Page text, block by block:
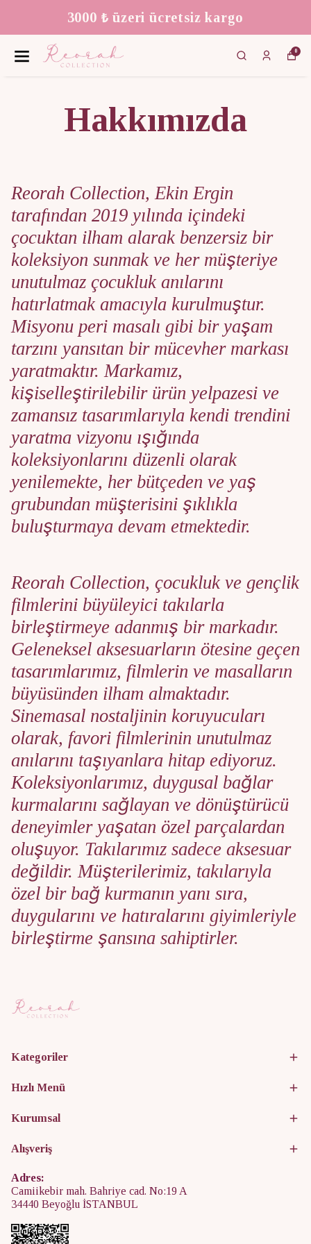
üzeri ücretsiz kargo
0
Hakkımızda
Reorah Collection, Ekin Ergin
tarafından 2019 yılında içindeki
çocuktan ilham alarak benzersiz bir
koleksiyon sunmak ve her müşteriye
unutulmaz çocukluk anılarını
hatırlatmak amacıyla kurulmuştur.
Misyonu peri masalı gibi bir yaşam
tarzını yansıtan bir mücevher markası
yaratmaktır. Markamız,
kişiselleştirilebilir ürün yelpazesi ve
zamansız tasarımlarıyla kendi trendini
yaratma vizyonu ışığında
koleksiyonlarını düzenli olarak
yenilemekte, her bütçeden ve yaş
grubundan müşterisini şıklıkla
buluşturmaya devam etmektedir.
Reorah Collection, çocukluk ve gençlik
filmlerini büyüleyici takılarla
birleştirmeye adanmış bir markadır.
Geleneksel aksesuarların ötesine geçen
tasarımlarımız, filmlerin ve masalların
büyüsünden ilham almaktadır.
Sinemasal nostaljinin koruyucuları
olarak, favori filmlerinin unutulmaz
anılarını taşıyanlara hitap ediyoruz.
Koleksiyonlarımız, duygusal bağlar
kurmalarını sağlayan ve dönüştürücü
deneyimler yaşatan özel parçalardan
oluşuyor. Takılarımız sadece aksesuar
değildir. Müşterilerimiz, takılarıyla
özel bir bağ kurmanın yanı sıra,
duygularını ve hatıralarını giyimleriyle
birleştirme şansına sahiptirler.
Kategoriler
Hızlı Menü
Kurumsal
Alışveriş
Adres:
Camiikebir mah. Bahriye cad. No:19 A
34440 Beyoğlu İSTANBUL